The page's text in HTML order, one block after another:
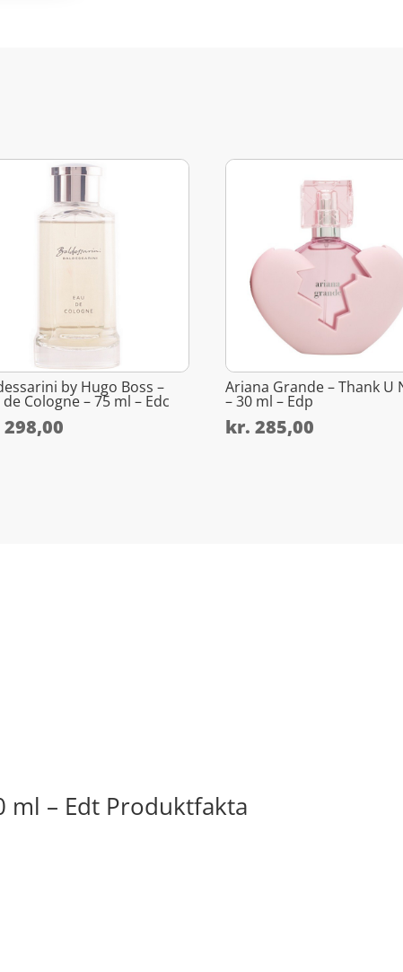
by Hugo Boss –
de Cologne – 75 ml – Edc
298,00
Ariana Grande – Thank U
– 30 ml – Edp
kr. 285,00
ml – Edt Produktfakta